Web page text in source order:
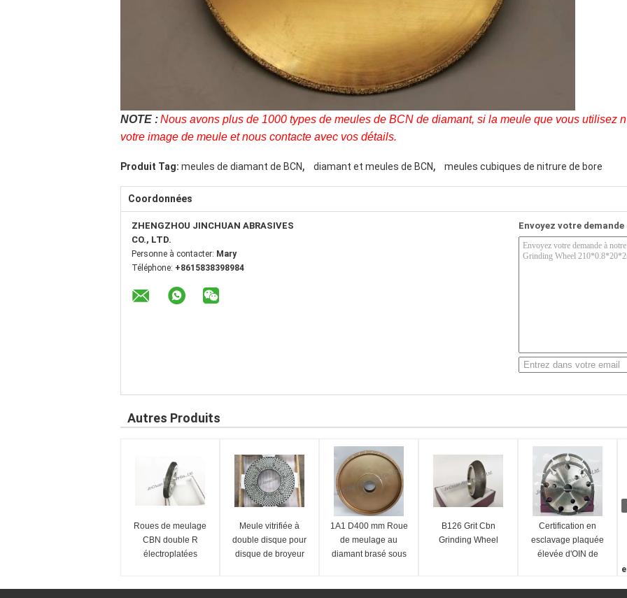
NOTE :Nous avons plus de 1000 types de meules de BCN de diamant, si la meule que vous utilisez
votre image de meule et nous contacte avec vos détails.
Produit Tag: meules de diamant de BCN, diamant et meules de BCN, meules cubiques de nitrure de bore
Coordonnées
ZHENGZHOU JINCHUAN ABRASIVES
CO., LTD.
Personne à contacter: Mary
Téléphone: +8615838398984
Envoyez votre
Autres Produits
Roues de meulage
CBN double R
électroplatées
Meule vitrifiée à
double disque pour
disque de broyeur
1A1 D400 mm Roue
de meulage au
diamant brasé sous
B126 Grit Cbn
Grinding Wheel
Certification en
esclavage plaquée
élevée d'OIN de